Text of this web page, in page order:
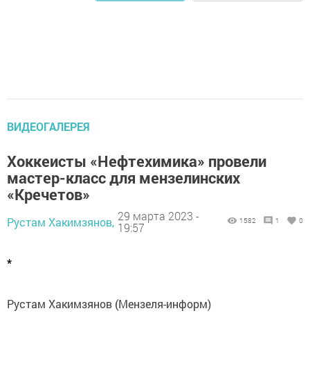
ВИДЕОГАЛЕРЕЯ
Хоккеисты «Нефтехимика» провели
мастер-класс для мензелинских
«Кречетов»
Рустам Хакимзянов, 29 марта 2023 -
19:57
1582 1 0
*
Рустам Хакимзянов (Мензеля-информ)